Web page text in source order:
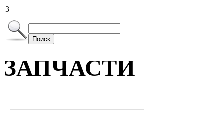
3
Поиск
ЗАПЧАСТИ